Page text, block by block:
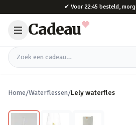
✔ Voor 22:45 besteld,
Cadeau
Zoek een cadeau
Home/Waterflessen/Lely waterfles